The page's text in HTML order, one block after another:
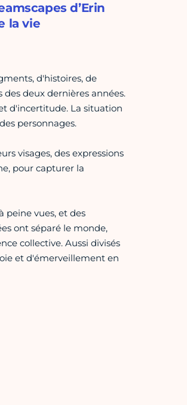
d’Erin
la vie
d'histoires, de
des deux dernières années.
d'incertitude. La situation
personnages.
visages, des expressions
pour capturer la
peine vues, et des
ont séparé le monde,
collective. Aussi divisés
et d'émerveillement en